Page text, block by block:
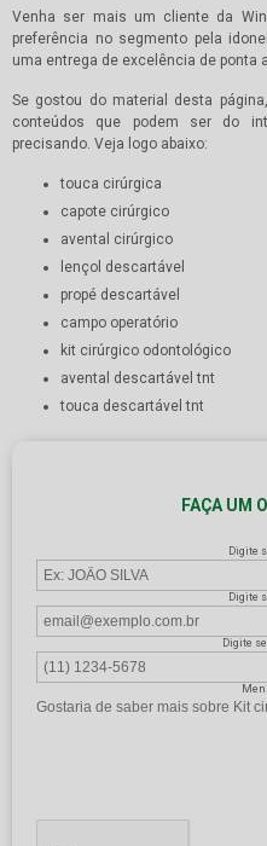
Venha ser mais um cliente da
preferência no segmento pela
uma entrega de excelência de ponta
Se gostou do material desta
conteúdos que podem ser do
precisando. Veja logo abaixo:
touca cirúrgica
capote cirúrgico
avental cirúrgico
lençol descartável
propé descartável
campo operatório
kit cirúrgico odontológico
avental descartável tnt
touca descartável tnt
FAÇA UM
Digite
Digite
Digite